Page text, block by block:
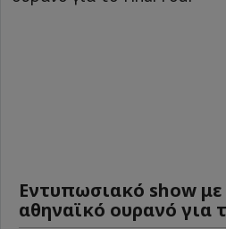
Εντυπωσιακό show
αθηναϊκό ουρανό για